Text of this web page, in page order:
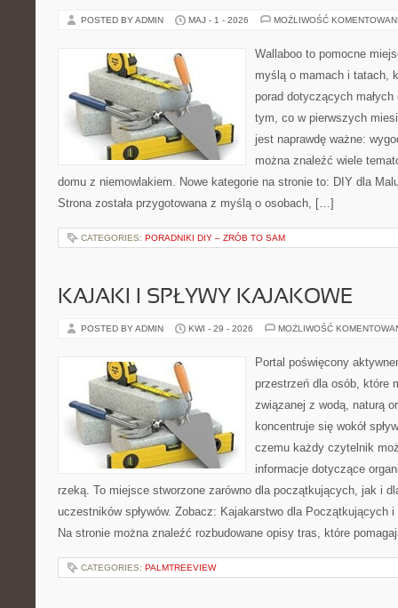
POSTED BY ADMIN MAJ - 1 - 2026 MOŻLIWOŚĆ
Wallaboo to pomocne
myślą o mamach i tatach,
porad dotyczących
tym, co w pierwszych
jest naprawdę ważne:
można znaleźć wiele
domu z niemowlakiem. Nowe kategorie na stronie to: DIY dla
Strona została przygotowana z myślą o osobach, […]
CATEGORIES: PORADNIKI DIY – ZRÓB TO SAM
KAJAKI I SPŁYWY KAJAKOWE
POSTED BY ADMIN KWI - 29 - 2026 MOŻLIWOŚĆ
Portal poświęcony
przestrzeń dla osób, które
związanej z wodą, naturą
koncentruje się wokół
czemu każdy czytelnik
informacje dotyczące
rzeką. To miejsce stworzone zarówno dla początkujących, jak i
uczestników spływów. Zobacz: Kajakarstwo dla Początkujących
Na stronie można znaleźć rozbudowane opisy tras, które
CATEGORIES: PALMTREEVIEW